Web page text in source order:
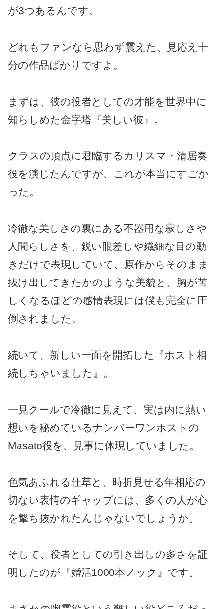
が3つあるんです。
どれもファンなら思わず震えた、見応え十
分の作品ばかりですよ。
まずは、彼の役者としての才能を世界中に
知らしめた金字塔『美しい彼』。
クラスの頂点に君臨するカリスマ・清居奏
役を演じたんですが、これが本当にすごか
った。
冷徹な美しさの裏にある不器用な寂しさや
人間らしさを、鋭い眼差しや繊細な目の動
きだけで表現していて、原作からそのまま
抜け出してきたかのような美貌と、胸が苦
しくなるほどの感情表現には僕も完全に圧
倒されました。
続いて、新しい一面を開拓した『ホスト相
続しちゃいました』。
一見クールで冷徹に見えて、実は内に熱い
想いを秘めているナンバーワンホストの
Masato役を、見事に体現していました。
色気あふれる仕草と、時折見せる年相応の
切ない表情のギャップには、多くの人が心
を撃ち抜かれたんじゃないでしょうか。
そして、役者としての引き出しの多さを証
明したのが『婚活1000本ノック』です。